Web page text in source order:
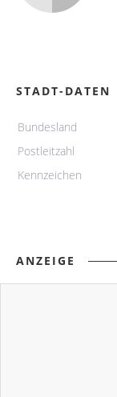
STADT-DATEN
Bundesland
Postleitzahl
Kennzeichen
ANZEIGE